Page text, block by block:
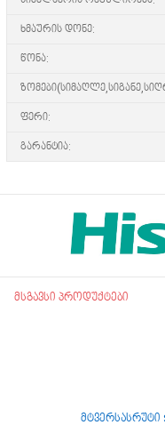
ხმაურის დონე:
წონა:
ფერი:
გარანტია:
მსგავსი პროდუქტები
მტვერსასრუტი